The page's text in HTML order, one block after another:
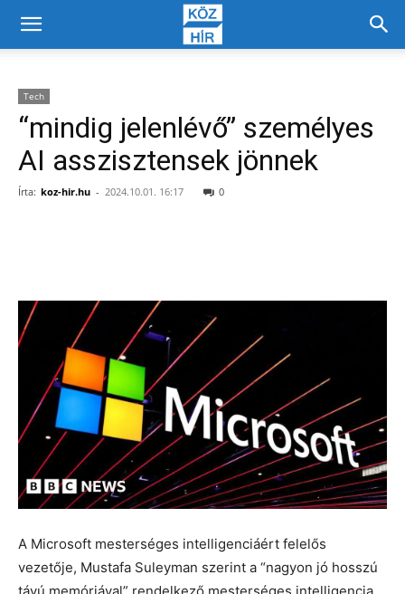
Tech
“mindig jelenlévő” személyes
AI asszisztensek jönnek
Írta: koz-hir.hu - 2024.10.01. 16:17 0
A Microsoft mesterséges intelligenciáért felelős
vezetője, Mustafa Suleyman szerint a “nagyon jó hosszú
távú memóriával” rendelkező mesterséges intelligencia